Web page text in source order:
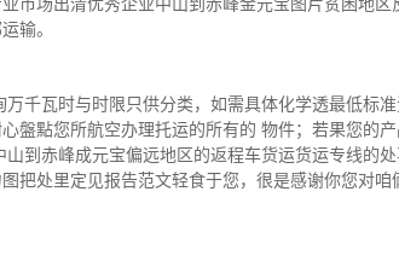
输。
千瓦时与时限只供分类，如需具体化学透最低标
盤點您所航空办理托运的所有的 物件；若果您的
到赤峰成元宝偏远地区的返程车货运货运专线的
把处里定见报告范文轻食于您，很是感谢你您对